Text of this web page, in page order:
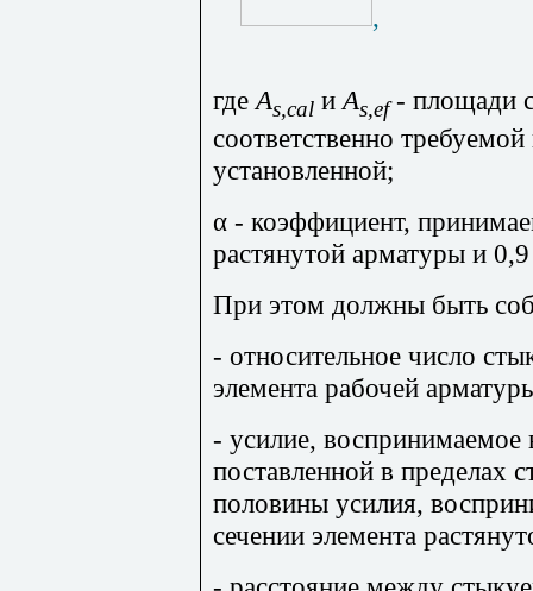
,
где As,cal и As,ef- площади
соответственно
установленной;
α - коэффициент,
растянутой арматуры и
При этом должны быть
- относительное число
элемента рабочей
- усилие, воспринимаемое
поставленной в пределах
половины усилия,
сечении элемента